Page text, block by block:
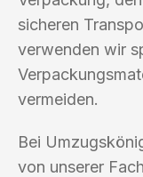
sicheren
verwenden wir
vermeiden.
Bei
von unserer